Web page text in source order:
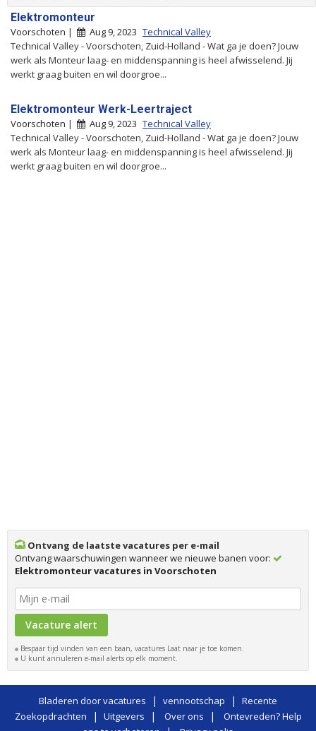
Elektromonteur
Voorschoten | Aug 9, 2023 Technical Valley
Technical Valley - Voorschoten, Zuid-Holland - Wat ga je doen? Jouw
werk als Monteur laag- en middenspanning is heel afwisselend. Jij
werkt graag buiten en wil doorgroe...
Elektromonteur Werk-Leertraject
Voorschoten | Aug 9, 2023 Technical Valley
Technical Valley - Voorschoten, Zuid-Holland - Wat ga je doen? Jouw
werk als Monteur laag- en middenspanning is heel afwisselend. Jij
werkt graag buiten en wil doorgroe...
Ontvang de laatste vacatures per e-mail
Ontvang waarschuwingen wanneer we nieuwe banen voor:
Elektromonteur vacatures in Voorschoten
Bespaar tijd vinden van een baan, vacatures Laat naar je toe komen.
U kunt annuleren e-mail alerts op elk moment.
Bladeren door vacatures | vennootschap | Recente
Zoekopdrachten
| Uitgevers | Over ons |
Ontevreden? Help